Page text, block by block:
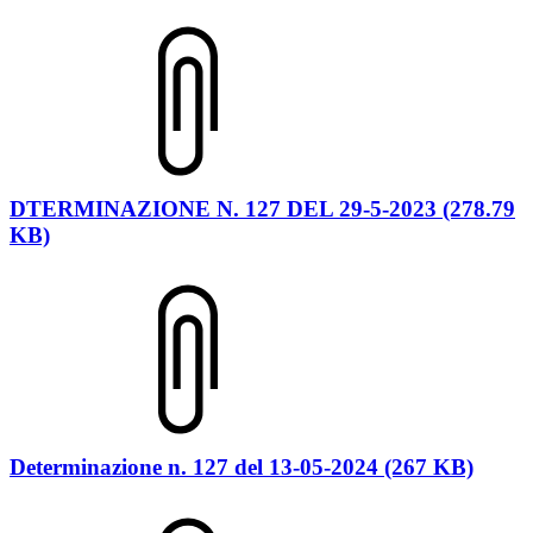
DTERMINAZIONE N. 127 DEL 29-5-2023 (278.79
KB)
Determinazione n. 127 del 13-05-2024 (267 KB)